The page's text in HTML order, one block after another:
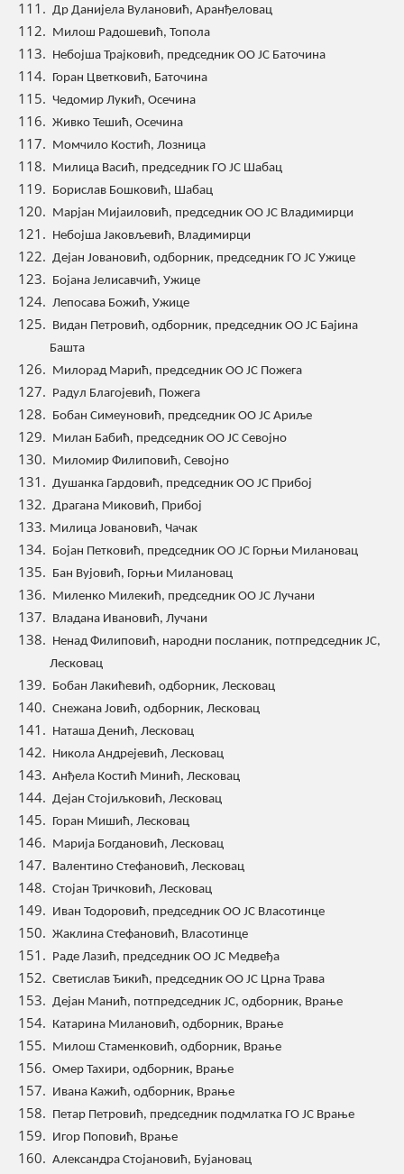
Др Данијела Вулановић, Аранђеловац
Милош Радошевић, Топола
Небојша Трајковић, председник ОО ЈС Баточина
Горан Цветковић, Баточина
Чедомир Лукић, Осечина
Живко Тешић, Осечина
Момчило Костић, Лозница
Милица Васић, председник ГО ЈС Шабац
Борислав Бошковић, Шабац
Марјан Мијаиловић, председник ОО ЈС Владимирци
Небојша Јаковљевић, Владимирци
Дејан Јовановић, одборник, председник ГО ЈС Ужице
Бојана Јелисавчић, Ужице
Лепосава Божић, Ужице
Видан Петровић, одборник, председник ОО ЈС Бајина
Башта
Милорад Марић, председник ОО ЈС Пожега
Радул Благојевић, Пожега
Бобан Симеуновић, председник ОО ЈС Ариље
Милан Бабић, председник ОО ЈС Севојно
Миломир Филиповић, Севојно
Душанка Гардовић, председник ОО ЈС Прибој
Драгана Миковић, Прибој
Милица Јовановић, Чачак
Бојан Петковић, председник ОО ЈС Горњи Милановац
Бан Вујовић, Горњи Милановац
Миленко Милекић, председник ОО ЈС Лучани
Владана Ивановић, Лучани
Ненад Филиповић, народни посланик, потпредседник ЈС,
Лесковац
Бобан Лакићевић, одборник, Лесковац
Снежана Јовић, одборник, Лесковац
Наташа Денић, Лесковац
Никола Андрејевић, Лесковац
Анђела Костић Минић, Лесковац
Дејан Стојиљковић, Лесковац
Горан Мишић, Лесковац
Марија Богдановић, Лесковац
Валентино Стефановић, Лесковац
Стојан Тричковић, Лесковац
Иван Тодоровић, председник ОО ЈС Власотинце
Жаклина Стефановић, Власотинце
Раде Лазић, председник ОО ЈС Медвеђа
Светислав Ђикић, председник ОО ЈС Црна Трава
Дејан Манић, потпредседник ЈС, одборник, Врање
Катарина Милановић, одборник, Врање
Милош Стаменковић, одборник, Врање
Омер Тахири, одборник, Врање
Ивана Кажић, одборник, Врање
Петар Петровић, председник подмлатка ГО ЈС Врање
Игор Поповић, Врање
Александра Стојановић, Бујановац